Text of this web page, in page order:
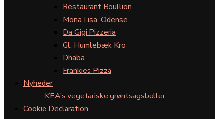
Restaurant Boullion
Mona Lisa, Odense
Da Gigi Pizzeria
Gl. Humlebæk Kro
Dhaba
Frankies Pizza
Nyheder
IKEA’s vegetariske grøntsagsboller
Cookie Declaration